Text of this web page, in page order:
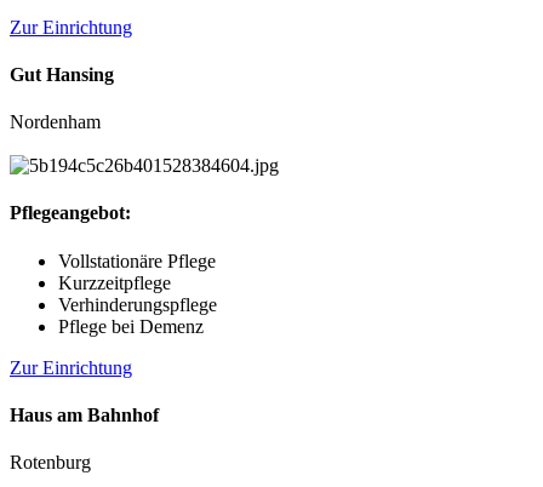
Zur Einrichtung
Gut Hansing
Nordenham
Pflegeangebot:
Vollstationäre Pflege
Kurzzeitpflege
Verhinderungspflege
Pflege bei Demenz
Zur Einrichtung
Haus am Bahnhof
Rotenburg